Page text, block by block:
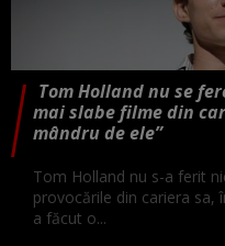
Tom Holland nu se
mai slabe filme din
mândru de ele”
Tom Holland nu s-a ferit
provocările din cariera sa,
a făcut o...